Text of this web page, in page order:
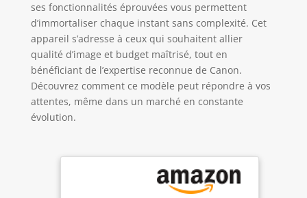
ses fonctionnalités éprouvées vous permettent
d’immortaliser chaque instant sans complexité. Cet
appareil s’adresse à ceux qui souhaitent allier
qualité d’image et budget maîtrisé, tout en
bénéficiant de l’expertise reconnue de Canon.
Découvrez comment ce modèle peut répondre à vos
attentes, même dans un marché en constante
évolution.